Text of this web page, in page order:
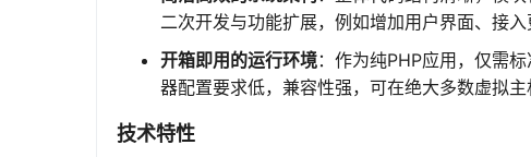
二次开发与功能扩展，例如增加用户界面、接入
开箱即用的运行环境：作为纯PHP应用，仅需
器配置要求低，兼容性强，可在绝大多数虚拟主
技术特性